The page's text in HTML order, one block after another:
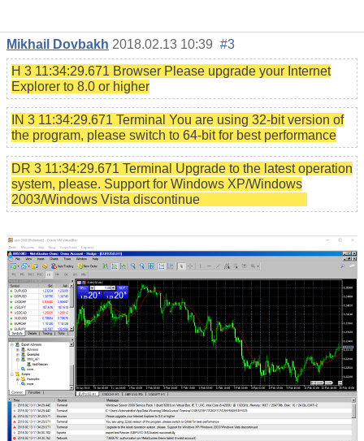
Mikhail Dovbakh 2018.02.13 10:39 #3
H 3 11:34:29.671 Browser Please upgrade your Internet
Explorer to 8.0 or higher
IN 3 11:34:29.671 Terminal You are using 32-bit version of
the program, please switch to 64-bit for best performance
DR 3 11:34:29.671 Terminal Upgrade to the latest operation
system, please. Support for Windows XP/Windows
2003/Windows Vista discontinue